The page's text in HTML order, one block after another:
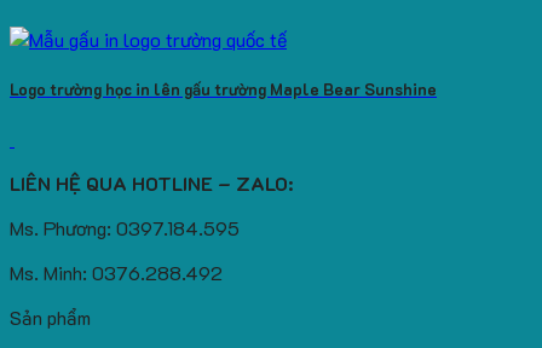
Logo trường học in lên gấu trường Maple Bear Sunshine
LIÊN HỆ QUA HOTLINE – ZALO:
Ms. Phương: 0397.184.595
Ms. Minh: 0376.288.492
Sản phẩm